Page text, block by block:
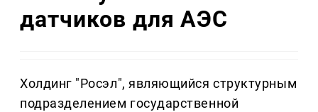
датчиков для АЭС
Холдинг "Росэл", являющийся структурным
подразделением государственной